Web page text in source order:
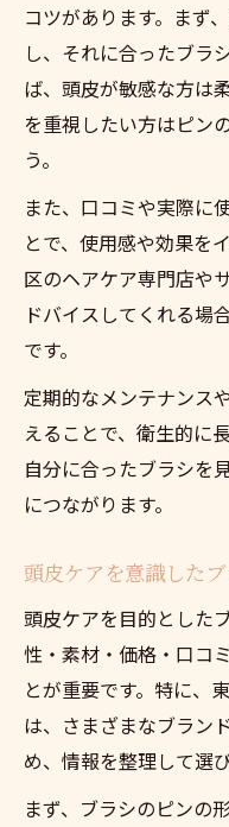
コツがあります。まず
し、それに合ったブラ
ば、頭皮が敏感な方は
を重視したい方はピン
う。
また、口コミや実際に
とで、使用感や効果を
区のヘアケア専門店や
ドバイスしてくれる場
です。
定期的なメンテナンス
えることで、衛生的に
自分に合ったブラシを
につながります。
頭皮ケアを意識した
頭皮ケアを目的とした
性・素材・価格・口コ
とが重要です。特に、
は、さまざまなブラン
め、情報を整理して選
まず、ブラシのピンの